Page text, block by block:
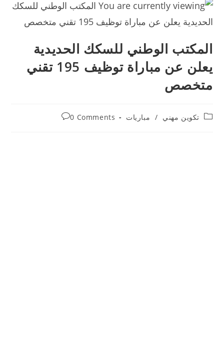
المكتب الوطني للسكك الحديدية
يعلن عن مباراة توظيف 195 تقني
متخصص
Postتكوين مهني / مباريات
Post
0 Comments